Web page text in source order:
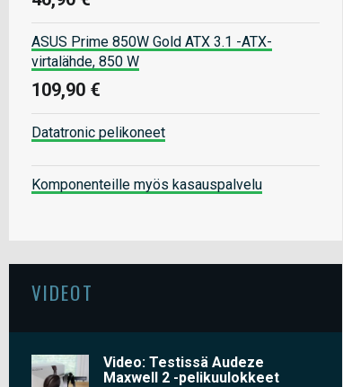
ASUS Prime 850W Gold ATX 3.1 -ATX-
virtalähde, 850 W
109,90 €
Datatronic pelikoneet
Komponenteille myös kasauspalvelu
VIDEOT
Video: Testissä Audeze
Maxwell 2 -pelikuulokkeet